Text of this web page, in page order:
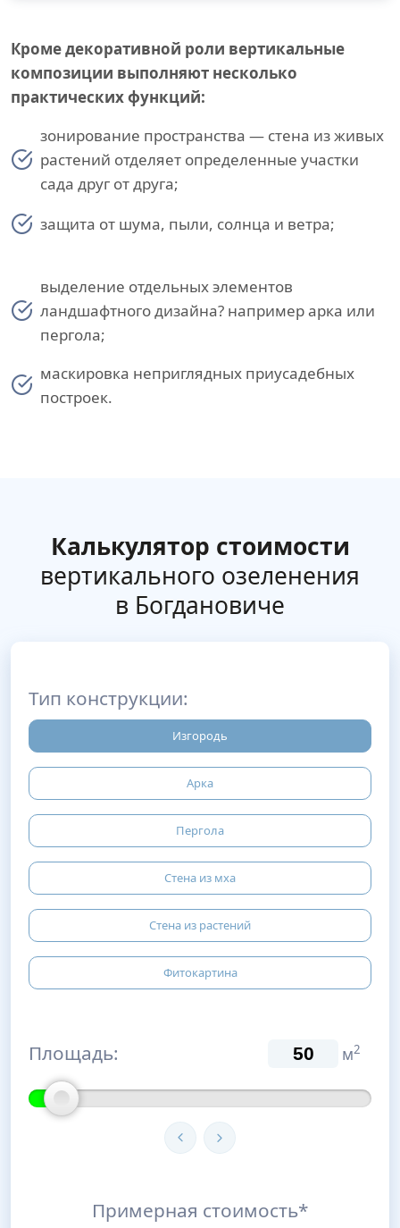
Кроме декоративной роли вертикальные
композиции выполняют несколько
практических функций:
зонирование пространства — стена из живых
растений отделяет определенные участки
сада друг от друга;
защита от шума, пыли, солнца и ветра;
выделение отдельных элементов
ландшафтного дизайна? например арка или
пергола;
маскировка неприглядных приусадебных
построек.
Калькулятор стоимости
вертикального озеленения
в Богдановиче
Тип конструкции:
Изгородь
Арка
Пергола
Стена из мха
Стена из растений
Фитокартина
Площадь: м2
Примерная стоимость*